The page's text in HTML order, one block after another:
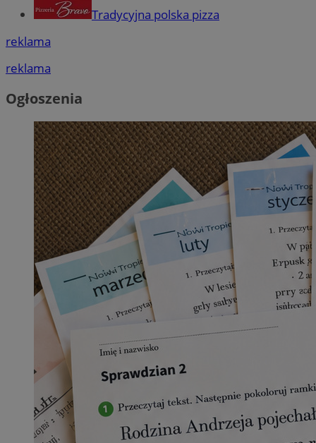
Tradycyjna polska pizza
reklama
reklama
Ogłoszenia